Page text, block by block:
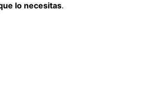
lo necesitas.